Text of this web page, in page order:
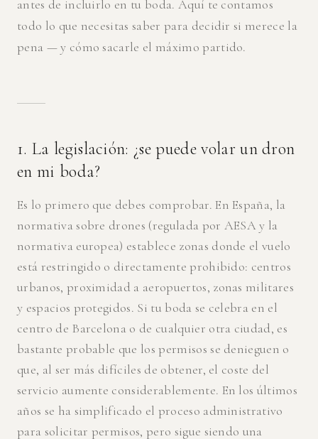
antes de incluirlo en tu boda. Aquí te contamos
todo lo que necesitas saber para decidir si merece la
pena — y cómo sacarle el máximo partido.
1. La legislación: ¿se puede volar un dron
en mi boda?
Es lo primero que debes comprobar. En España, la
normativa sobre drones (regulada por AESA y la
normativa europea) establece zonas donde el vuelo
está restringido o directamente prohibido: centros
urbanos, proximidad a aeropuertos, zonas militares
y espacios protegidos. Si tu boda se celebra en el
centro de Barcelona o de cualquier otra ciudad, es
bastante probable que los permisos se denieguen o
que, al ser más difíciles de obtener, el coste del
servicio aumente considerablemente. En los últimos
años se ha simplificado el proceso administrativo
para solicitar permisos, pero sigue siendo una